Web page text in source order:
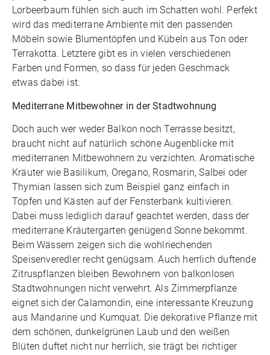
Lorbeerbaum fühlen sich auch im Schatten wohl. Perfekt
wird das mediterrane Ambiente mit den passenden
Möbeln sowie Blumentöpfen und Kübeln aus Ton oder
Terrakotta. Letztere gibt es in vielen verschiedenen
Farben und Formen, so dass für jeden Geschmack
etwas dabei ist.
Mediterrane Mitbewohner in der Stadtwohnung
Doch auch wer weder Balkon noch Terrasse besitzt,
braucht nicht auf natürlich schöne Augenblicke mit
mediterranen Mitbewohnern zu verzichten. Aromatische
Kräuter wie Basilikum, Oregano, Rosmarin, Salbei oder
Thymian lassen sich zum Beispiel ganz einfach in
Töpfen und Kästen auf der Fensterbank kultivieren.
Dabei muss lediglich darauf geachtet werden, dass der
mediterrane Kräutergarten genügend Sonne bekommt.
Beim Wässern zeigen sich die wohlriechenden
Speisenveredler recht genügsam. Auch herrlich duftende
Zitruspflanzen bleiben Bewohnern von balkonlosen
Stadtwohnungen nicht verwehrt. Als Zimmerpflanze
eignet sich der Calamondin, eine interessante Kreuzung
aus Mandarine und Kumquat. Die dekorative Pflanze mit
dem schönen, dunkelgrünen Laub und den weißen
Blüten duftet nicht nur herrlich, sie trägt bei richtiger